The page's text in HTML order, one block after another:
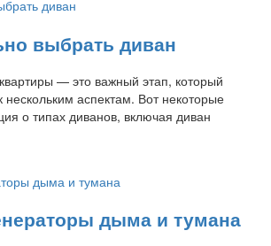
выбрать диван
— это важный этап, который
нескольким аспектам. Вот некоторые
о типах диванов, включая диван
дыма и тумана